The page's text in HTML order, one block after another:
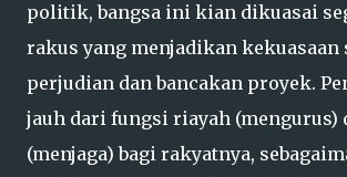
politik, bangsa ini kian dikuasai
rakus yang menjadikan kekuasaan
perjudian dan bancakan proyek.
jauh dari fungsi riayah (mengurus)
(menjaga) bagi rakyatnya,